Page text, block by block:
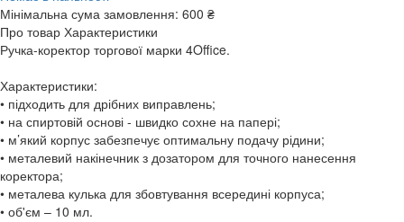
Мінімальна сума замовлення: 600 ₴
Про товар Характеристики
Ручка-коректор торгової марки 4Office.
Характеристики:
• підходить для дрібних виправлень;
• на спиртовій основі - швидко сохне на папері;
• м’який корпус забезпечує оптимальну подачу рідини;
• металевий накінечник з дозатором для точного нанесення
коректора;
• металева кулька для збовтування всередині корпуса;
• об'єм – 10 мл.